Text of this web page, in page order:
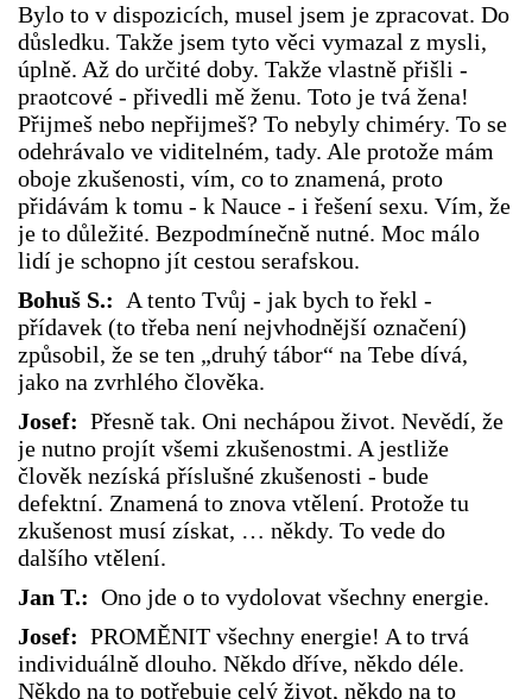
Bylo to v dispozicích, musel jsem je zpracovat. Do
důsledku. Takže jsem tyto věci vymazal z mysli,
úplně. Až do určité doby. Takže vlastně přišli -
praotcové - přivedli mě ženu. Toto je tvá žena!
Přijmeš nebo nepřijmeš? To nebyly chiméry. To se
odehrávalo ve viditelném, tady. Ale protože mám
oboje zkušenosti, vím, co to znamená, proto
přidávám k tomu - k Nauce - i řešení sexu. Vím, že
je to důležité. Bezpodmínečně nutné. Moc málo
lidí je schopno jít cestou serafskou.
Bohuš S.: A tento Tvůj - jak bych to řekl -
přídavek (to třeba není nejvhodnější označení)
způsobil, že se ten „druhý tábor“ na Tebe dívá,
jako na zvrhlého člověka.
Josef: Přesně tak. Oni nechápou život. Nevědí, že
je nutno projít všemi zkušenostmi. A jestliže
člověk nezíská příslušné zkušenosti - bude
defektní. Znamená to znova vtělení. Protože tu
zkušenost musí získat, … někdy. To vede do
dalšího vtělení.
Jan T.: Ono jde o to vydolovat všechny energie.
Josef: PROMĚNIT všechny energie! A to trvá
individuálně dlouho. Někdo dříve, někdo déle.
Někdo na to potřebuje celý život, někdo na to